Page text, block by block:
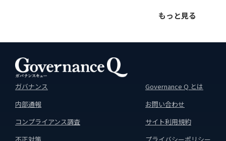
もっと見る
ガバナンス
内部通報
コンプライアンス調査
Governance Q とは
お問い合わせ
サイト利用規約